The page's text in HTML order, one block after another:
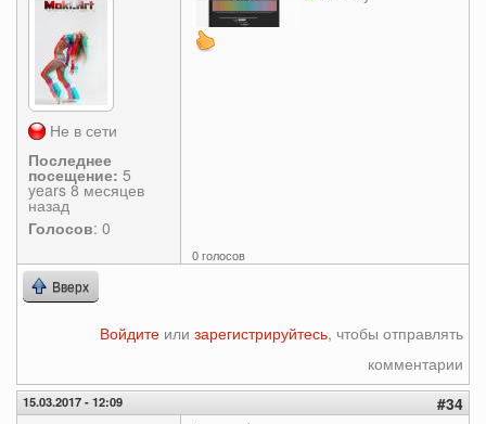
Не в сети
Последнее
посещение: 5
years 8 месяцев
назад
Голосов: 0
0 голосов
Вверх
Войдите или зарегистрируйтесь, чтобы отправлять
комментарии
15.03.2017 - 12:09 #34